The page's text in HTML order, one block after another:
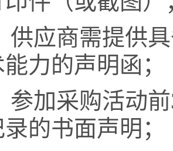
供应商需提供
力的声明函；
参加采购活动前
的书面声明；